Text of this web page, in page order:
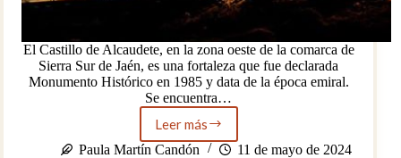
El Castillo de Alcaudete, en la zona oeste de la comarca de
Sierra Sur de Jaén, es una fortaleza que fue declarada
Monumento Histórico en 1985 y data de la época emiral.
Se encuentra…
Leer más
La
historia
Paula Martín Candón 11 de mayo de 2024